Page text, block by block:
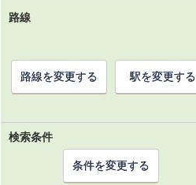
路線
路線を変更する 駅を変更する
検索条件
条件を変更する